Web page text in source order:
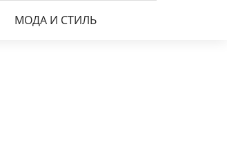
МОДА И СТИЛЬ